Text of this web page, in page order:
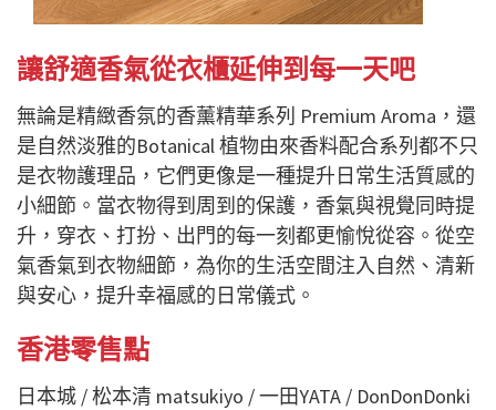
讓舒適香氣從衣櫃延伸到每一天吧
無論是精緻香氛的香薰精華系列 Premium Aroma，還
是自然淡雅的Botanical 植物由來香料配合系列都不只
是衣物護理品，它們更像是一種提升日常生活質感的
小細節。當衣物得到周到的保護，香氣與視覺同時提
升，穿衣、打扮、出門的每一刻都更愉悅從容。從空
氣香氣到衣物細節，為你的生活空間注入自然、清新
與安心，提升幸福感的日常儀式。
香港零售點
日本城 / 松本清 matsukiyo / 一田YATA / DonDonDonki